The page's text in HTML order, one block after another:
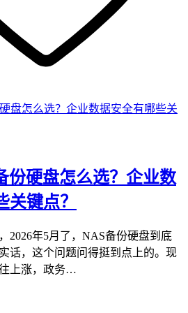
份硬盘怎么选？企业数
关键点？
2026年5月了，NAS备份硬盘到底
话，这个问题问得挺到点上的。现
上涨，政务…